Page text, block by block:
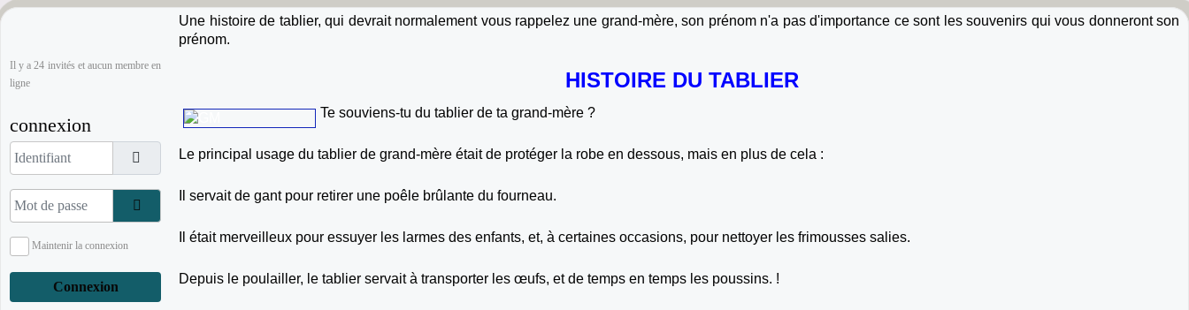
Il y a 24 invités et aucun membre en
ligne
connexion
Afficher le mot de passe
Maintenir la connexion
Connexion
Une histoire de tablier, qui devrait normalement vous rappelez une grand-mère, son prénom n'a pas d'importance ce sont les souvenirs qui vous donneront son
prénom.
HISTOIRE DU TABLIER
Te souviens-tu du tablier de ta grand-mère ?
Le principal usage du tablier de grand-mère était de protéger la robe en dessous, mais en plus de cela :
Il servait de gant pour retirer une poêle brûlante du fourneau.
Il était merveilleux pour essuyer les larmes des enfants, et, à certaines occasions, pour nettoyer les frimousses salies.
Depuis le poulailler, le tablier servait à transporter les œufs, et de temps en temps les poussins. !